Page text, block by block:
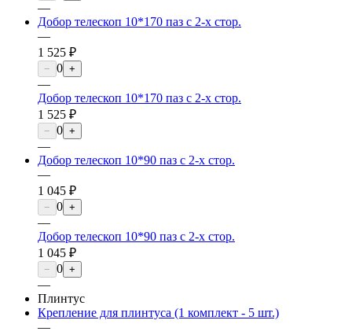
—
Добор телескоп 10*170 паз с 2-х стор.
—
1 525 ₽
− 0 +
—
Добор телескоп 10*170 паз с 2-х стор.
1 525 ₽
− 0 +
—
Добор телескоп 10*90 паз с 2-х стор.
—
1 045 ₽
− 0 +
—
Добор телескоп 10*90 паз с 2-х стор.
1 045 ₽
− 0 +
—
Плинтус
Крепление для плинтуса (1 комплект - 5 шт.)
—